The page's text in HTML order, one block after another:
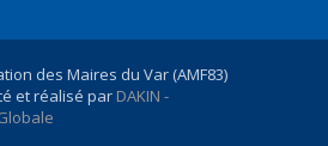
des Maires du Var (AMF83)
et réalisé par DAKIN -